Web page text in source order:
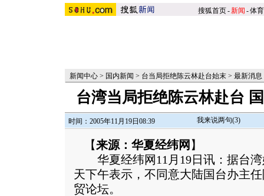
搜狐首页-新闻 -体育
新闻中心 > 国内新闻 > 台当局拒绝陈云林赴台始末 > 最新消息
台湾当局拒绝陈云林赴台
时间：2005年11月19日08:39 我来说两句(3)
【来源：华夏经纬网 】
华夏经纬网11月19日讯：据台湾
天下午表示，不同意大陆国台办主
贸论坛。